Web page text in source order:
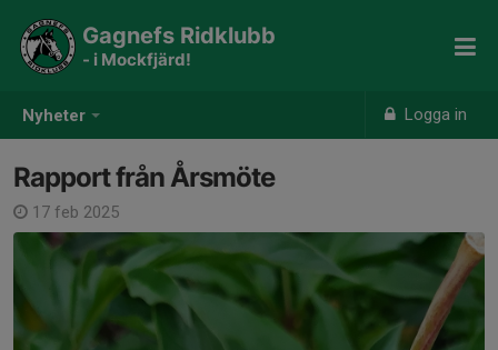
Nyheter Logga in
Gagnefs Ridklubb
- i Mockfjärd!
Rapport från Årsmöte
17 feb 2025